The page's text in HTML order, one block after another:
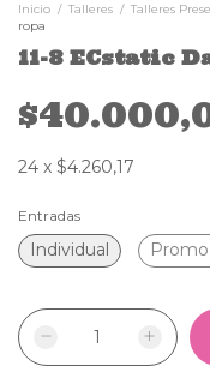
Inicio / Talleres / Talleres
ropa
11-8 ECstatic
24 x $4.260,17
Entradas
Individual